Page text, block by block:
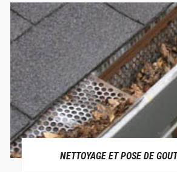
NETTOYAGE ET POSE DE